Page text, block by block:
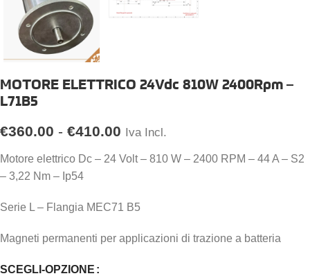
MOTORE ELETTRICO 24Vdc 810W 2400Rpm –
L71B5
€360.00 - €410.00 Iva Incl.
Motore elettrico Dc – 24 Volt – 810 W – 2400 RPM – 44 A – S2
– 3,22 Nm – Ip54
Serie L – Flangia MEC71 B5
Magneti permanenti per applicazioni di trazione a batteria
SCEGLI-OPZIONE